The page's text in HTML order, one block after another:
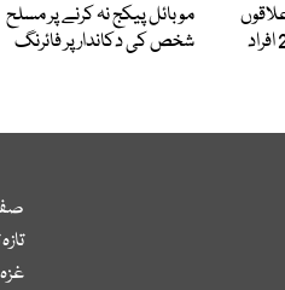
میں فائرنگ کے واقعات، 2 افراد
موبائل پیکج نہ کرنے پر مسلح
شخص کی دکاندار پر فائرنگ